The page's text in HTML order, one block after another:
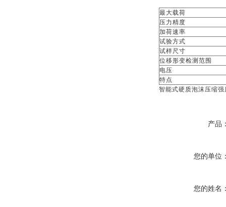
最大载荷
压力精度
加荷速率
试验方式
试样尺寸
位移形变检测范围
电压
特点
智能式硬质泡沫压缩
产品
您的单位
您的姓名